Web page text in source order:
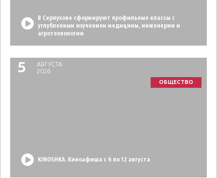
В Серпухове сформируют профильные классы с
углубленным изучением медицины, инженерии и
агротехнологии
5
АВГУСТА
2026
ОБЩЕСТВО
KINOSHKA. Киноафиша с 6 по 12 августа